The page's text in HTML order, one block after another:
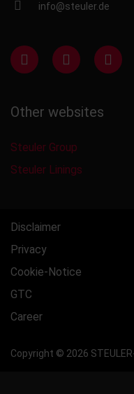
info@steuler.de
Other websites
Steuler Group
Steuler Linings
Disclaimer
Privacy
Cookie-Notice
GTC
Career
Copyright © 2026